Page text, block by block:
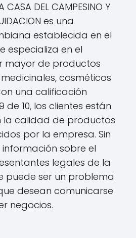
DEL CAMPESINO Y
es una
establecida en el
especializa en el
mayor de productos
cosméticos
una calificación
de 10, los clientes están
la calidad de productos
por la empresa. Sin
sobre el
legales de la
puede ser un problema
desean comunicarse
negocios.